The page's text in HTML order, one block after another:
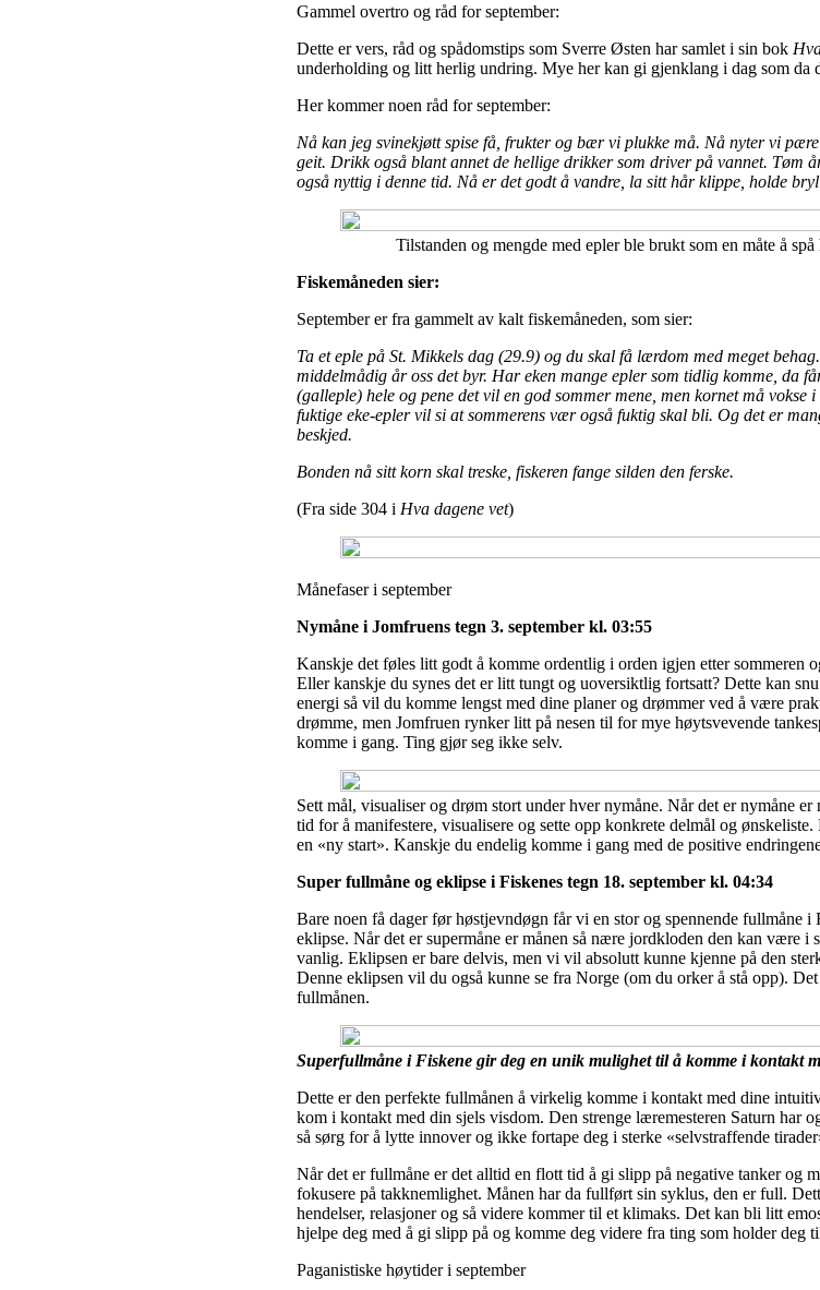
Gammel overtro og råd for september:
Dette er vers, råd og spådomstips som Sverre Østen har samlet i sin bok
underholding og litt herlig undring. Mye her kan gi gjenklang i dag som da
Her kommer noen råd for september:
Nå kan jeg svinekjøtt spise få, frukter og bær vi plukke må. Nå nyter vi
geit. Drikk også blant annet de hellige drikker som driver på vannet. Tøm
også nyttig i denne tid. Nå er det godt å vandre, la sitt hår klippe, holde
Tilstanden og mengde med epler ble brukt som en måte å
Fiskemåneden sier:
September er fra gammelt av kalt fiskemåneden, som sier:
Ta et eple på St. Mikkels dag (29.9) og du skal få lærdom med meget
middelmådig år oss det byr. Har eken mange epler som tidlig komme, da
(galleple) hele og pene det vil en god sommer mene, men kornet må vokse
fuktige eke-epler vil si at sommerens vær også fuktig skal bli. Og det er
beskjed.
Bonden nå sitt korn skal treske, fiskeren fange silden den ferske.
(Fra side 304 i Hva dagene vet)
Månefaser i september
Nymåne i Jomfruens tegn 3. september kl. 03:55
Kanskje det føles litt godt å komme ordentlig i orden igjen etter sommeren
Eller kanskje du synes det er litt tungt og uoversiktlig fortsatt? Dette kan
energi så vil du komme lengst med dine planer og drømmer ved å være
drømme, men Jomfruen rynker litt på nesen til for mye høytsvevende
komme i gang. Ting gjør seg ikke selv.
Sett mål, visualiser og drøm stort under hver nymåne. Når det er nymåne
tid for å manifestere, visualisere og sette opp konkrete delmål og
en «ny start». Kanskje du endelig komme i gang med de positive
Super fullmåne og eklipse i Fiskenes tegn 18. september kl. 04:34
Bare noen få dager før høstjevndøgn får vi en stor og spennende fullmåne i
eklipse. Når det er supermåne er månen så nære jordkloden den kan være i
vanlig. Eklipsen er bare delvis, men vi vil absolutt kunne kjenne på den
Denne eklipsen vil du også kunne se fra Norge (om du orker å stå opp).
fullmånen.
Superfullmåne i Fiskene gir deg en unik mulighet til å komme i kontakt
Dette er den perfekte fullmånen å virkelig komme i kontakt med dine
kom i kontakt med din sjels visdom. Den strenge læremesteren Saturn har
så sørg for å lytte innover og ikke fortape deg i sterke «selvstraffende
Når det er fullmåne er det alltid en flott tid å gi slipp på negative tanker og
fokusere på takknemlighet. Månen har da fullført sin syklus, den er full.
hendelser, relasjoner og så videre kommer til et klimaks. Det kan bli litt
hjelpe deg med å gi slipp på og komme deg videre fra ting som holder deg
Paganistiske høytider i september